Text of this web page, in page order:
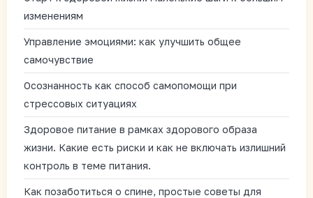
изменениям
Управление эмоциями: как улучшить общее
самочувствие
Осознанность как способ самопомощи при
стрессовых ситуациях
Здоровое питание в рамках здорового образа
жизни. Какие есть риски и как не включать излишний
контроль в теме питания.
Как позаботиться о спине, простые советы для